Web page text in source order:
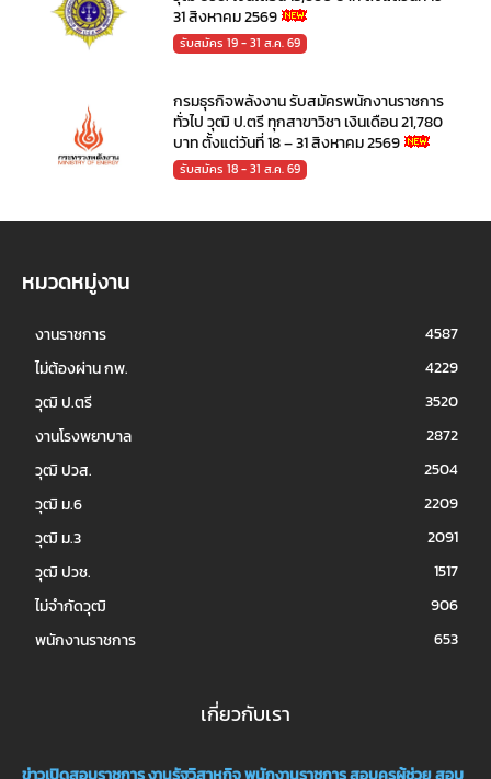
31 สิงหาคม 2569
รับสมัคร 19 - 31 ส.ค. 69
กรมธุรกิจพลังงาน รับสมัครพนักงานราชการ
ทั่วไป วุฒิ ป.ตรี ทุกสาขาวิชา เงินเดือน 21,780
บาท ตั้งแต่วันที่ 18 – 31 สิงหาคม 2569
รับสมัคร 18 - 31 ส.ค. 69
หมวดหมู่งาน
งานราชการ
4587
ไม่ต้องผ่าน กพ.
4229
วุฒิ ป.ตรี
3520
งานโรงพยาบาล
2872
วุฒิ ปวส.
2504
วุฒิ ม.6
2209
วุฒิ ม.3
2091
วุฒิ ปวช.
1517
ไม่จำกัดวุฒิ
906
พนักงานราชการ
653
เกี่ยวกับเรา